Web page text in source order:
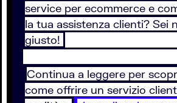
service per ecommerce e
la tua assistenza clienti? Sei
giusto!
Continua a leggere per
come offrire un servizio